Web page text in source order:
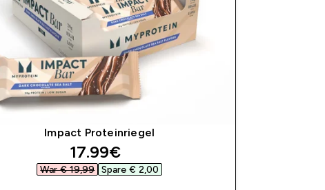
Impact Proteinriegel
discounted price
17.99€‎
War € 19,99‎ Spare € 2,00‎